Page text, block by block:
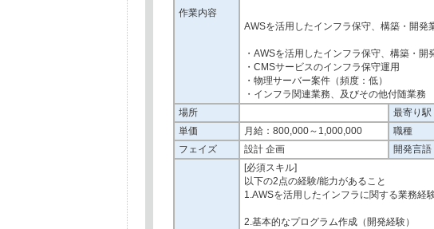
作業内容
AWSを活用したインフラ保守、構築・開発
・AWSを活用したインフラ保守、構築・開
・CMSサービスのインフラ保守運用
・物理サーバー案件（頻度：低）
・インフラ関連業務、及びその他付随業務
場所
最寄り駅
単価
月給：800,000～1,000,000 職種
フェイズ
設計 企画 開発言語
[必須スキル]
以下の2点の経験/能力があること
1.AWSを活用したインフラに関する業務経
2.基本的なプログラム作成（開発経験）